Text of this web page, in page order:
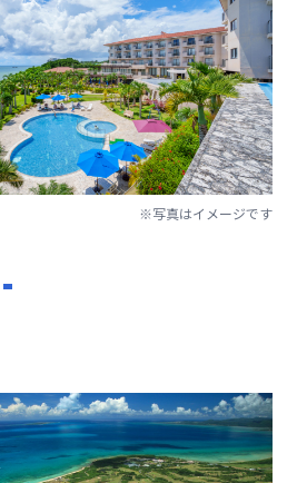
※写真はイメージです